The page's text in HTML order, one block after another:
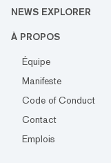
NEWS EXPLORER
À PROPOS
Équipe
Manifeste
Code of Conduct
Contact
Emplois